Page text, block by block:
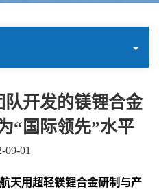
开发的镁锂合金
“国际领先”水平
09-01
航天用超轻镁锂合金研制与产